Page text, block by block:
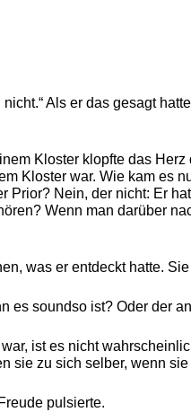
Als er das gesagt
Kloster klopfte das
Kloster war. Wie kam es
Nein, der nicht: Er
Wenn man darüber
was er entdeckt hatte.
es soundso ist? Oder der
ist es nicht
sie zu sich selber, wenn
pulsierte.